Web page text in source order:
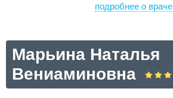
подробнее о враче
Марьина Наталья
Вениаминовна